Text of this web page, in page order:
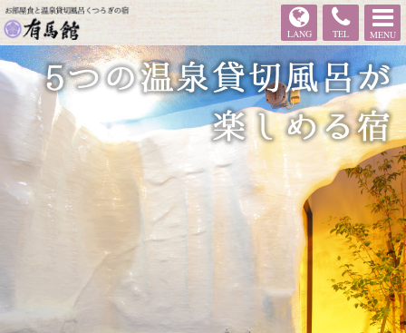
有馬館
LANG TEL MENU